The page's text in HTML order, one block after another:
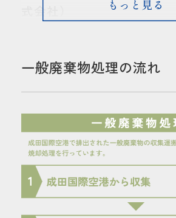
h×16h×2炉）
置）（設計・施行／三機工
用（2号炉）（設計・施行
式会社）
（設計・施行／三機工業株
㎡）
h×24h×2炉）
h×24h×1炉）
日 3炉）（第三工場を含
×24時間×3炉）
一般廃棄物処理の流れ